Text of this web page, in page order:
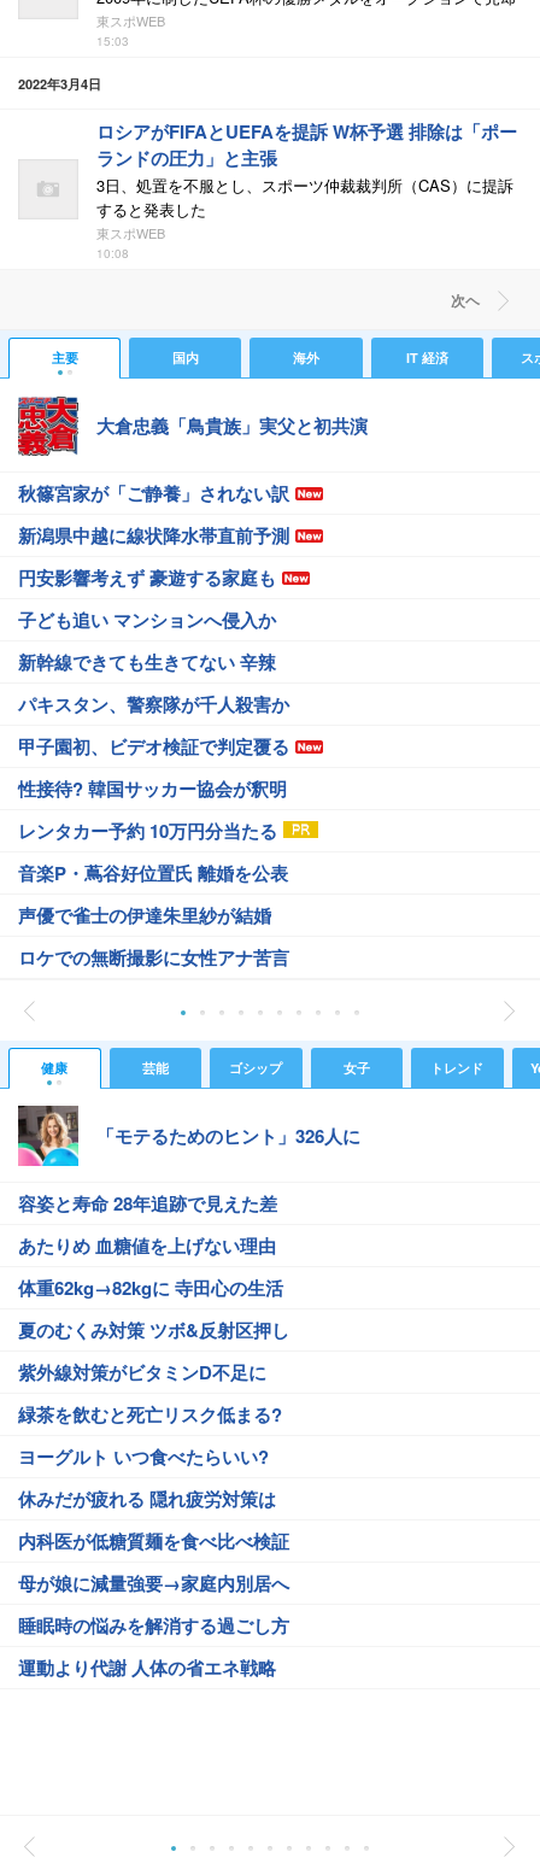
東スポWEB
15:03
2022年3月4日
ロシアがFIFAとUEFAを提訴 W杯予選 排除は「ポー
ランドの圧力」と主張
3日、処置を不服とし、スポーツ仲裁裁判所（CAS）に提訴
すると発表した
東スポWEB
10:08
次ヘ
主要 国内 海外 IT 経済 ス
大倉忠義「鳥貴族」実父と初共演
秋篠宮家が「ご静養」されない訳
新潟県中越に線状降水帯直前予測
円安影響考えず 豪遊する家庭も
子ども追い マンションへ侵入か
新幹線できても生きてない 辛辣
パキスタン、警察隊が千人殺害か
甲子園初、ビデオ検証で判定覆る
性接待? 韓国サッカー協会が釈明
レンタカー予約 10万円分当たる
音楽P・蔦谷好位置氏 離婚を公表
声優で雀士の伊達朱里紗が結婚
ロケでの無断撮影に女性アナ苦言
健康 芸能 ゴシップ 女子 トレンド
「モテるためのヒント」326人に
容姿と寿命 28年追跡で見えた差
あたりめ 血糖値を上げない理由
体重62kg→82kgに 寺田心の生活
夏のむくみ対策 ツボ&反射区押し
紫外線対策がビタミンD不足に
緑茶を飲むと死亡リスク低まる?
ヨーグルト いつ食べたらいい?
休みだが疲れる 隠れ疲労対策は
内科医が低糖質麺を食べ比べ検証
母が娘に減量強要→家庭内別居へ
睡眠時の悩みを解消する過ごし方
運動より代謝 人体の省エネ戦略